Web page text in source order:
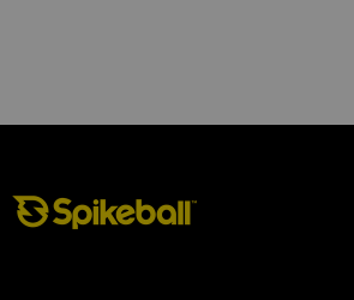
Spikeball-Shop